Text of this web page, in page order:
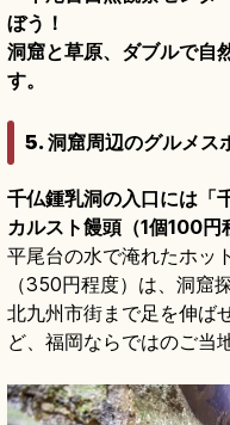
ぼう！
洞窟と草原、ダブルで自
す。
5. 洞窟周辺のグルメス
千仏鍾乳洞の入口には「
カルスト饅頭（1個100円
平尾台の水で淹れたホッ
（350円程度）は、洞窟
北九州市街まで足を伸ば
ど、福岡ならではのご当